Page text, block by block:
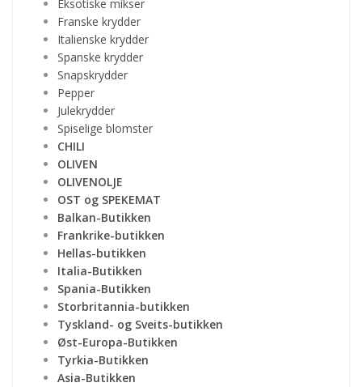
Eksotiske mikser
Franske krydder
Italienske krydder
Spanske krydder
Snapskrydder
Pepper
Julekrydder
Spiselige blomster
CHILI
OLIVEN
OLIVENOLJE
OST og SPEKEMAT
Balkan-Butikken
Frankrike-butikken
Hellas-butikken
Italia-Butikken
Spania-Butikken
Storbritannia-butikken
Tyskland- og Sveits-butikken
Øst-Europa-Butikken
Tyrkia-Butikken
Asia-Butikken